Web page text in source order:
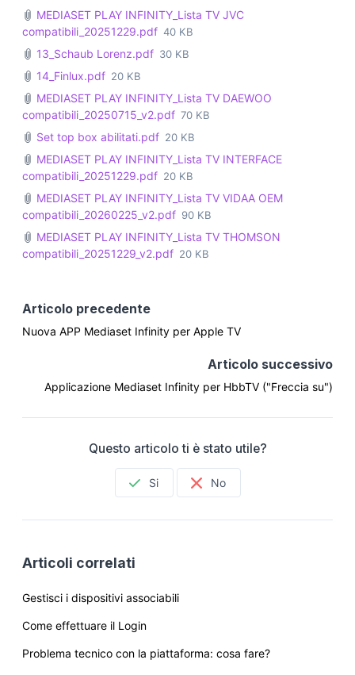
MEDIASET PLAY INFINITY_Lista TV JVC
compatibili_20251229.pdf 40 KB
13_Schaub Lorenz.pdf 30 KB
14_Finlux.pdf 20 KB
MEDIASET PLAY INFINITY_Lista TV DAEWOO
compatibili_20250715_v2.pdf 70 KB
Set top box abilitati.pdf 20 KB
MEDIASET PLAY INFINITY_Lista TV INTERFACE
compatibili_20251229.pdf 20 KB
MEDIASET PLAY INFINITY_Lista TV VIDAA OEM
compatibili_20260225_v2.pdf 90 KB
MEDIASET PLAY INFINITY_Lista TV THOMSON
compatibili_20251229_v2.pdf 20 KB
Articolo precedente
Nuova APP Mediaset Infinity per Apple TV
Articolo successivo
Applicazione Mediaset Infinity per HbbTV ("Freccia su")
Questo articolo ti è stato utile?
Si No
Articoli correlati
Gestisci i dispositivi associabili
Come effettuare il Login
Problema tecnico con la piattaforma: cosa fare?